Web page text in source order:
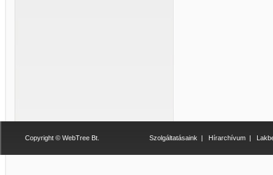
Copyright © WebTree Bt. Szolgáltatásaink | Hírarchívum |